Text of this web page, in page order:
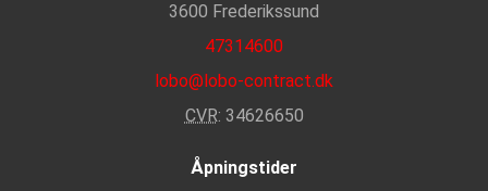
3600 Frederikssund
47314600
lobo@lobo-contract.dk
CVR: 34626650
Åpningstider